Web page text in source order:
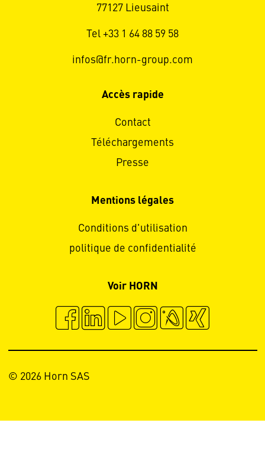
77127 Lieusaint
Tel +33 1 64 88 59 58
infos@fr.horn-group.com
Accès rapide
Contact
Téléchargements
Presse
Mentions légales
Conditions d'utilisation
politique de confidentialité
Voir HORN
© 2026 Horn SAS